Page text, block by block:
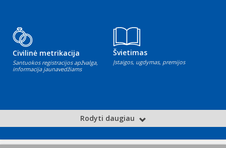
Civilinė metrikacija
Santuokos registracijos apžvalga,
informacija jaunavedžiams
Švietimas
Įstaigos, ugdymas, premijos
Rodyti daugiau